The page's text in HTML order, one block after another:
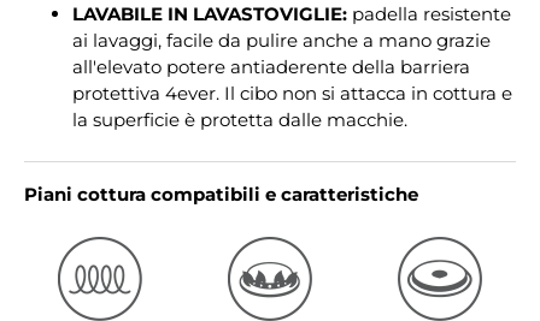
LAVABILE IN LAVASTOVIGLIE: padella resistente
ai lavaggi, facile da pulire anche a mano grazie
all'elevato potere antiaderente della barriera
protettiva 4ever. Il cibo non si attacca in cottura e
la superficie è protetta dalle macchie.
Piani cottura compatibili e caratteristiche